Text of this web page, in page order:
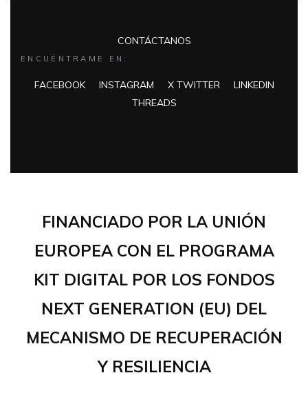
CONTÁCTANOS
ENCUÉNTRAME EN:
FACEBOOK INSTAGRAM X TWITTER
LINKEDIN
THREADS
FINANCIADO POR LA UNIÓN
EUROPEA CON EL PROGRAMA
KIT DIGITAL POR LOS FONDOS
NEXT GENERATION (EU) DEL
MECANISMO DE RECUPERACIÓN
Y RESILIENCIA